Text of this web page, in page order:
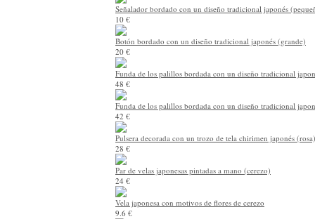
Señalador bordado con un diseño tradicional japonés
10 €
Botón bordado con un diseño tradicional japonés (grande)
20 €
Funda de los palillos bordada con un diseño tradicional
48 €
Funda de los palillos bordada con un diseño tradicional
42 €
Pulsera decorada con un trozo de tela chirimen japonés (rosa)
28 €
Par de velas japonesas pintadas a mano (cerezo)
24 €
Vela japonesa con motivos de flores de cerezo
9.6 €